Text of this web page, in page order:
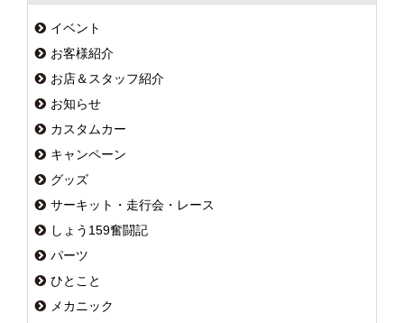
イベント
お客様紹介
お店＆スタッフ紹介
お知らせ
カスタムカー
キャンペーン
グッズ
サーキット・走行会・レース
しょう159奮闘記
パーツ
ひとこと
メカニック